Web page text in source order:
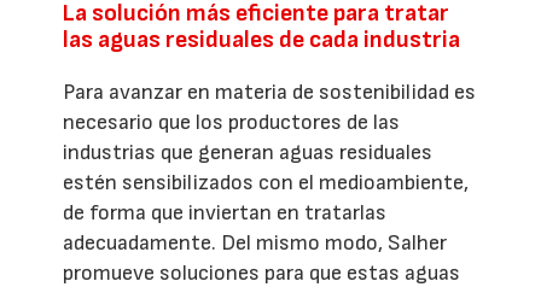
La solución más eficiente para tratar
las aguas residuales de cada industria
Para avanzar en materia de sostenibilidad es
necesario que los productores de las
industrias que generan aguas residuales
estén sensibilizados con el medioambiente,
de forma que inviertan en tratarlas
adecuadamente. Del mismo modo, Salher
promueve soluciones para que estas aguas